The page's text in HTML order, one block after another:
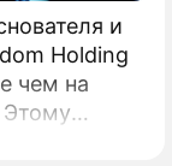
и
Holding
чем на
где